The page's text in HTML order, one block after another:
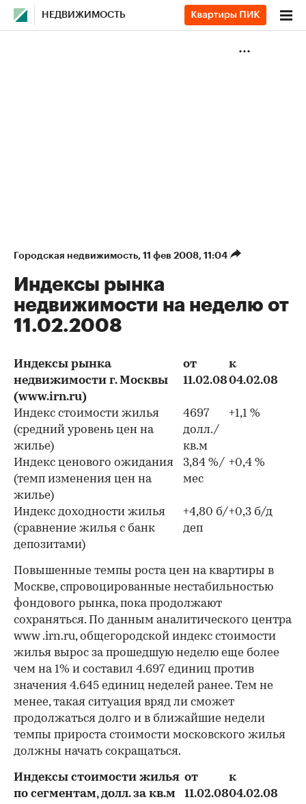
НЕДВИЖИМОСТЬ
Городская недвижимость⁠, 11 фев 2008, 11:04
Индексы рынка
недвижимости на неделю от
11.02.2008
Индексы рынка
недвижимости г. Москвы
(www.irn.ru)
от
11.02.08
к
04.02.08
Индекс стоимости жилья
(средний уровень цен на
жилье)
4697
долл./
кв.м
+1,1 %
Индекс ценового ожидания
(темп изменения цен на
жилье)
3,84 %/
мес
+0,4 %
Индекс доходности жилья
(сравнение жилья с банк
депозитами)
+4,80 б/
деп
+0,3 б/д
Повышенные темпы роста цен на квартиры в
Москве, спровоцированные нестабильностью
фондового рынка, пока продолжают
сохраняться. По данным аналитического центра
www .irn.ru, общегородской индекс стоимости
жилья вырос за прошедшую неделю еще более
чем на 1% и составил 4.697 единиц против
значения 4.645 единиц неделей ранее. Тем не
менее, такая ситуация вряд ли сможет
продолжаться долго и в ближайшие недели
темпы прироста стоимости московского жилья
должны начать сокращаться.
Индексы стоимости жилья
по сегментам, долл. за кв.м
от
11.02.08
к
04.02.08